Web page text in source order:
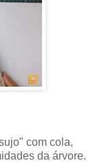
com cola,
da árvore.